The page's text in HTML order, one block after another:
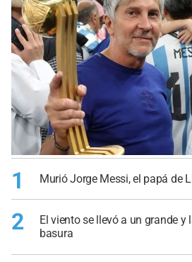
1 Murió Jorge Messi, el papá de
2
El viento se llevó a un grande
basura